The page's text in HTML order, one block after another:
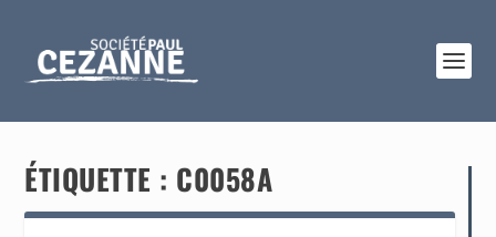
ÉTIQUETTE : C0058A